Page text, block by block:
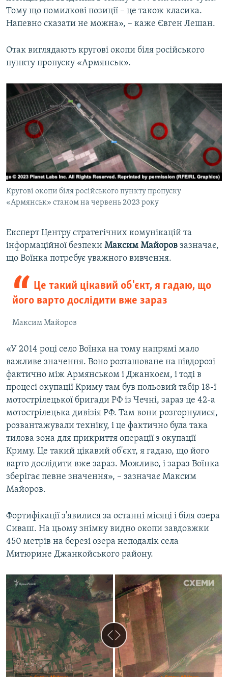
Тому що помилкові позиції – це також класика.
Напевно сказати не можна», – каже Євген Лешан.
Отак виглядають кругові окопи біля російського
пункту пропуску «Армянськ».
Кругові окопи біля російського пункту пропуску
«Армянськ» станом на червень 2023 року
Експерт Центру стратегічних комунікацій та
інформаційної безпеки Максим Майоров зазначає,
що Воїнка потребує уважного вивчення.
Це такий цікавий об'єкт, я гадаю, що
його варто дослідити вже зараз
Максим Майоров
«У 2014 році село Воїнка на тому напрямі мало
важливе значення. Воно розташоване на півдорозі
фактично між Армянськом і Джанкоєм, і тоді в
процесі окупації Криму там був польовий табір 18-ї
мотострілецької бригади РФ із Чечні, зараз це 42-а
мотострілецька дивізія РФ. Там вони розгорнулися,
розвантажували техніку, і це фактично була така
тилова зона для прикриття операції з окупації
Криму. Це такий цікавий об'єкт, я гадаю, що його
варто дослідити вже зараз. Можливо, і зараз Воїнка
зберігає певне значення», – зазначає Максим
Майоров.
Фортифікації з'явилися за останні місяці і біля озера
Сиваш. На цьому знімку видно окопи завдовжки
450 метрів на березі озера неподалік села
Митюрине Джанкойського району.